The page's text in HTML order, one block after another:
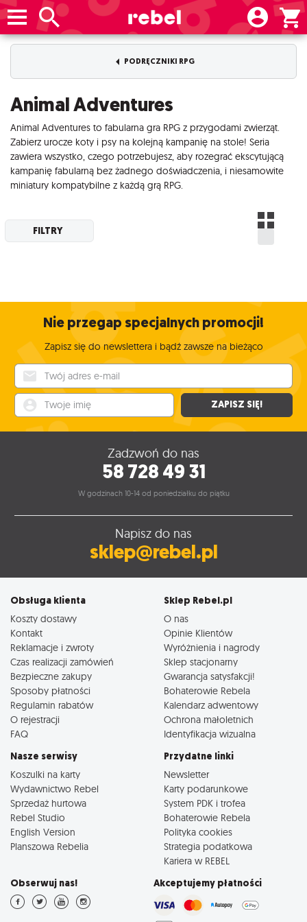
PODRĘCZNIKI RPG
Animal Adventures
Animal Adventures to fabularna gra RPG z przygodami zwierząt.
Zabierz urocze koty i psy na kolejną kampanię na stole! Seria
zawiera wszystko, czego potrzebujesz, aby rozegrać ekscytującą
kampanię fabularną bez żadnego doświadczenia, i niesamowite
miniatury kompatybilne z każdą grą RPG.
FILTRY
Nie przegap specjalnych promocji!
Zapisz się do newslettera i bądź zawsze na bieżąco
ZAPISZ SIĘ!
Zadzwoń do nas
58 728 49 31
W godzinach 10-14 od poniedziałku do piątku
Napisz do nas
sklep@rebel.pl
Obsługa klienta
Koszty dostawy
Kontakt
Reklamacje i zwroty
Czas realizacji zamówień
Bezpieczne zakupy
Sposoby płatności
Regulamin rabatów
O rejestracji
FAQ
Sklep Rebel.pl
O nas
Opinie Klientów
Wyróżnienia i nagrody
Sklep stacjonarny
Gwarancja satysfakcji!
Bohaterowie Rebela
Kalendarz adwentowy
Ochrona małoletnich
Identyfikacja wizualna
Nasze serwisy
Koszulki na karty
Wydawnictwo Rebel
Sprzedaż hurtowa
Rebel Studio
English Version
Planszowa Rebelia
Przydatne linki
Newsletter
Karty podarunkowe
System PDK i trofea
Bohaterowie Rebela
Polityka cookies
Strategia podatkowa
Kariera w REBEL
Obserwuj nas! Akceptujemy płatności